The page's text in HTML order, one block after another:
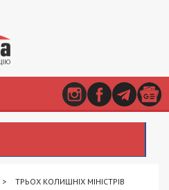
>
ТРЬОХ КОЛИШНІХ МІНІСТРІВ